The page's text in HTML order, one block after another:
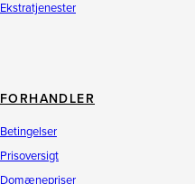
Ekstratjenester
FORHANDLER
Betingelser
Prisoversigt
Domænepriser